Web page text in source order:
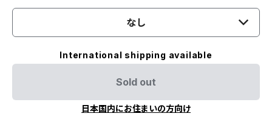
なし
International shipping available
Sold out
日本国内にお住まいの方向け